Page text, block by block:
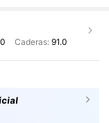
Caderas: 91.0